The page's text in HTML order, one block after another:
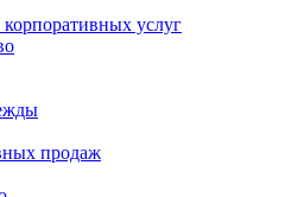
услуг
продаж